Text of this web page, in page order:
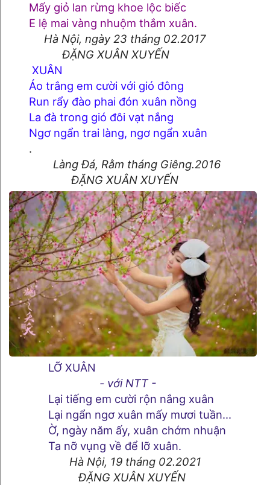
Mấy giỏ lan rừng khoe lộc biếc
E lệ mai vàng nhuộm thắm xuân.
Hà Nội, ngày 23 tháng 02.2017
ĐẶNG XUÂN XUYẾN
XUÂN
Áo trắng em cười với gió đông
Run rẩy đào phai đón xuân nồng
La đà trong gió đôi vạt nắng
Ngơ ngẩn trai làng, ngơ ngẩn xuân
.
Làng Đá, Rằm tháng Giêng.2016
ĐẶNG XUÂN XUYẾN
LỠ XUÂN
- với NTT -
Lại tiếng em cười rộn nắng xuân
Lại ngẩn ngơ xuân mấy mươi tuần...
Ờ, ngày năm ấy, xuân chớm nhuận
Ta nỡ vụng về để lỡ xuân.
Hà Nội, 19 tháng 02.2021
ĐẶNG XUÂN XUYẾN